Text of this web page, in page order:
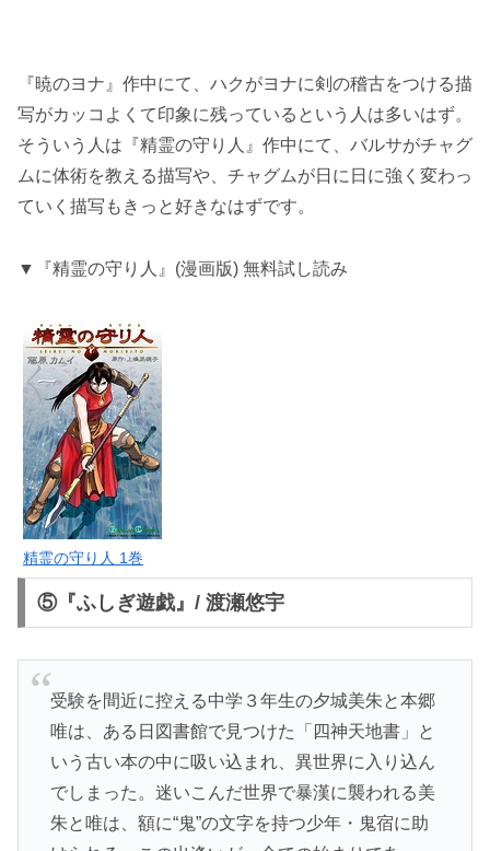
『暁のヨナ』作中にて、ハクがヨナに剣の稽古をつける描
写がカッコよくて印象に残っているという人は多いはず。
そういう人は『精霊の守り人』作中にて、バルサがチャグ
ムに体術を教える描写や、チャグムが日に日に強く変わっ
ていく描写もきっと好きなはずです。
▼『精霊の守り人』(漫画版) 無料試し読み
精霊の守り人 1巻
⑤『ふしぎ遊戯』/ 渡瀬悠宇
受験を間近に控える中学３年生の夕城美朱と本郷
唯は、ある日図書館で見つけた「四神天地書」と
いう古い本の中に吸い込まれ、異世界に入り込ん
でしまった。迷いこんだ世界で暴漢に襲われる美
朱と唯は、額に“鬼”の文字を持つ少年・鬼宿に助